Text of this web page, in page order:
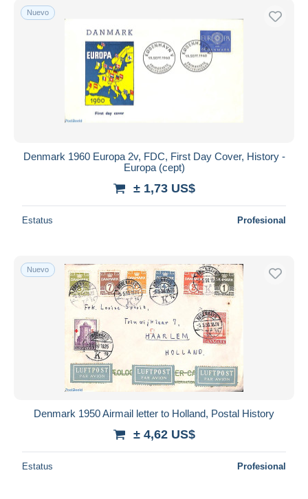
Nuevo
Denmark 1960 Europa 2v, FDC, First Day Cover, History -
Europa (cept)
± 1,73 US$
Estatus Profesional
Nuevo
Denmark 1950 Airmail letter to Holland, Postal History
± 4,62 US$
Estatus Profesional